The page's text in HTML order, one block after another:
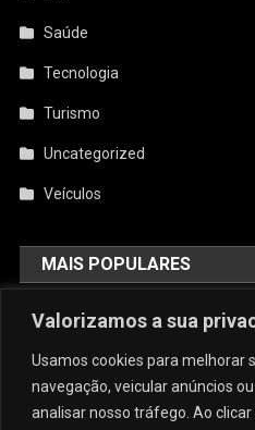
Valorizamos a sua
Usamos cookies para melhorar
navegação, veicular anúncios
analisar nosso tráfego. Ao clicar
Saúde
Tecnologia
Turismo
Uncategorized
Veículos
MAIS POPULARES